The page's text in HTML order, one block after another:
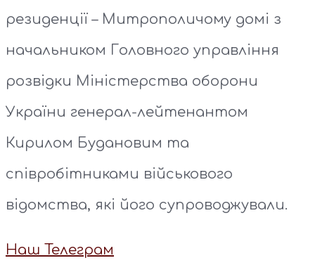
резиденції – Митрополичому домі з
начальником Головного управління
розвідки Міністерства оборони
України генерал-лейтенантом
Кирилом Будановим та
співробітниками військового
відомства, які його супроводжували.
Наш Телеграм